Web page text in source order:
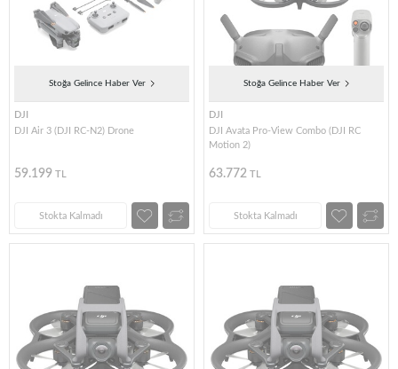
Stoğa Gelince Haber Ver
DJI
DJI Air 3 (DJI RC-N2) Drone
59.199 TL
Stokta Kalmadı
Stoğa Gelince Haber Ver
DJI
DJI Avata Pro-View Combo (DJI RC
Motion 2)
63.772 TL
Stokta Kalmadı